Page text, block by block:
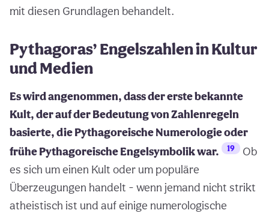
mit diesen Grundlagen behandelt.
Pythagoras’ Engelszahlen in Kultur
und Medien
Es wird angenommen, dass der erste bekannte
Kult, der auf der Bedeutung von Zahlenregeln
basierte, die Pythagoreische Numerologie oder
frühe Pythagoreische Engelsymbolik war.
19
Ob
es sich um einen Kult oder um populäre
Überzeugungen handelt - wenn jemand nicht strikt
atheistisch ist und auf einige numerologische